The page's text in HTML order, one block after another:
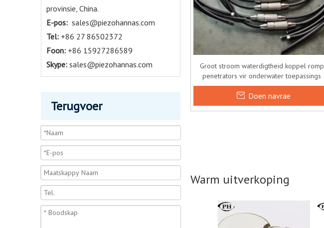
provinsie, China.
E-pos: sales@piezohannas.com
Tel: +86 27 86502372
Foon: +86 15927286589
Skype: sales@piezohannas.com
Terugvoer
Groot stroom waterdigtheid koppel romp
penetrators vir onderwater toepassings
Doen navrae
Warm uitverkoping